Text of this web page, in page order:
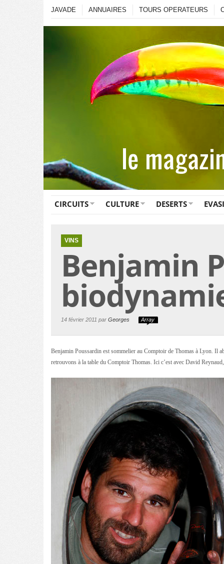
JAVADE ANNUAIRES TOURS OPERATEURS
CIRCUITS CULTURE DESERTS
VINS
Benjamin
14 février 2011 par Georges Array
Benjamin Poussardin est sommelier au Comptoir de Thomas à Lyon. Il
retrouvons à la table du Comptoir Thomas. Ici c’est avec David